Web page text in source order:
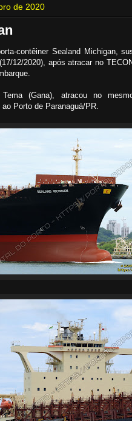
de 2020
contêiner Sealand Michigan,
12/2020), após atracar no
(Gana), atracou no
Porto de Paranaguá/PR.